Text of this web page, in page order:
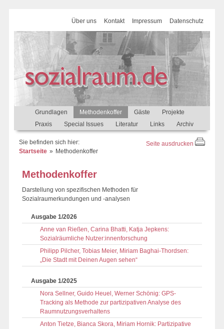
Über uns Kontakt Impressum Datenschutz
Grundlagen Methodenkoffer Gäste
Projekte
Praxis
Special Issues Literatur Links Archiv
Seite ausdrucken
Sie befinden sich hier:
Startseite
Methodenkoffer
Methodenkoffer
Darstellung von spezifischen Methoden für
Sozialraumerkundungen und -analysen
Ausgabe 1/2026
Anne van Rießen, Carina Bhatti, Katja Jepkens:
Sozialräumliche Nutzer:innenforschung
Philipp Pilcher, Tobias Meier, Miriam Baghai-Thordsen:
„Die Stadt mit Deinen Augen sehen“
Ausgabe 1/2025
Nora Sellner, Guido Heuel, Werner Schönig: GPS-
Tracking als Methode zur partizipativen Analyse des
Raumnutzungsverhaltens
Anton Tietze, Bianca Skora, Miriam Hornik: Partizipative